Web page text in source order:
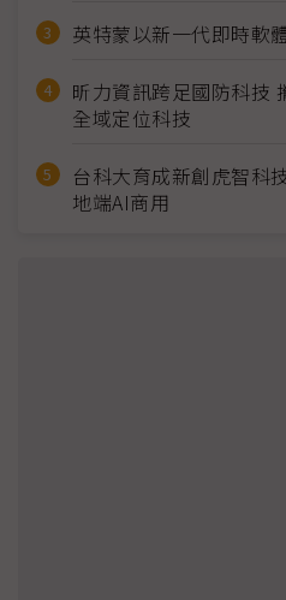
英特蒙以新一代即時軟
昕力資訊跨足國防科技
全域定位科技
台科大育成新創虎智科
地端AI商用